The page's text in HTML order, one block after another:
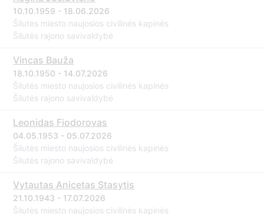
10.10.1959 - 18.06.2026
Šilutės miesto naujosios civilinės kapinės
Šilutės rajono savivaldybė
Vincas Bauža
18.10.1950 - 14.07.2026
Šilutės miesto naujosios civilinės kapinės
Šilutės rajono savivaldybė
Leonidas Fiodorovas
04.05.1953 - 05.07.2026
Šilutės miesto naujosios civilinės kapinės
Šilutės rajono savivaldybė
Vytautas Anicetas Stasytis
21.10.1943 - 17.07.2026
Šilutės miesto naujosios civilinės kapinės